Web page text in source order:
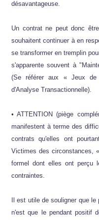
désavantageuse.
Un contrat ne peut donc
souhaitent continuer à en
se transformer en tremplin
s'apparente souvent à
(Se référer aux « Jeux
d'Analyse Transactionnelle).
• ATTENTION (piège
manifestent à terme des
contrats qu'elles ont
Victimes des circonstances,
formel dont elles ont perçu
contraintes.
Il est utile de souligner que
n'est que le pendant positif